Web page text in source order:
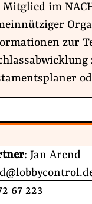
Mitglied im
zur
: Jan Arend
67 223